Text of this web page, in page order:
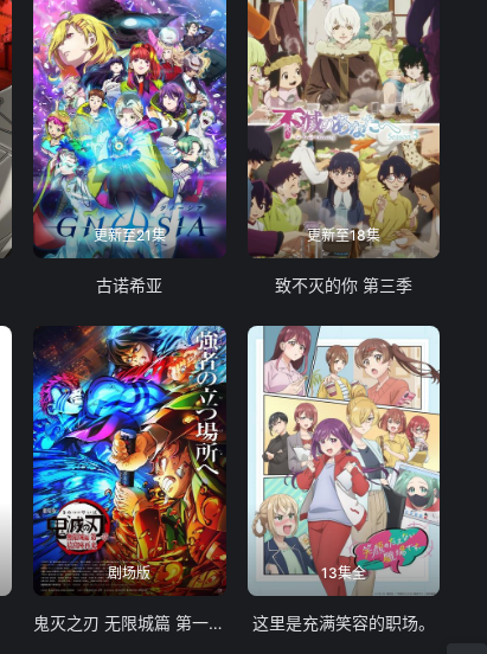
更新至21集
古诺希亚
更新至18集
致不灭的你 第三季
剧场版
鬼灭之刃 无限城篇 第一章 猗窝座再袭
13集全
这里是充满笑容的职场。